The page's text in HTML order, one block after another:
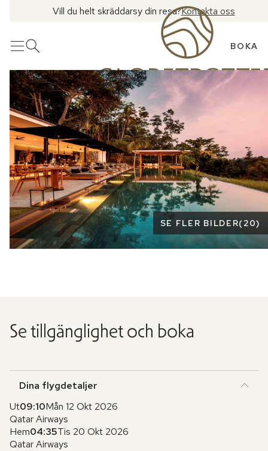
Vill du helt skräddarsy din resa?Kontakta oss
MenyÖppna sök BOKA
Se fler bilder
SE FLER BILDER(20)
Se tillgänglighet och boka
Dina flygdetaljer
Ut09:10Mån 12 Okt 2026
Qatar Airways
Hem04:35Tis 20 Okt 2026
Qatar Airways